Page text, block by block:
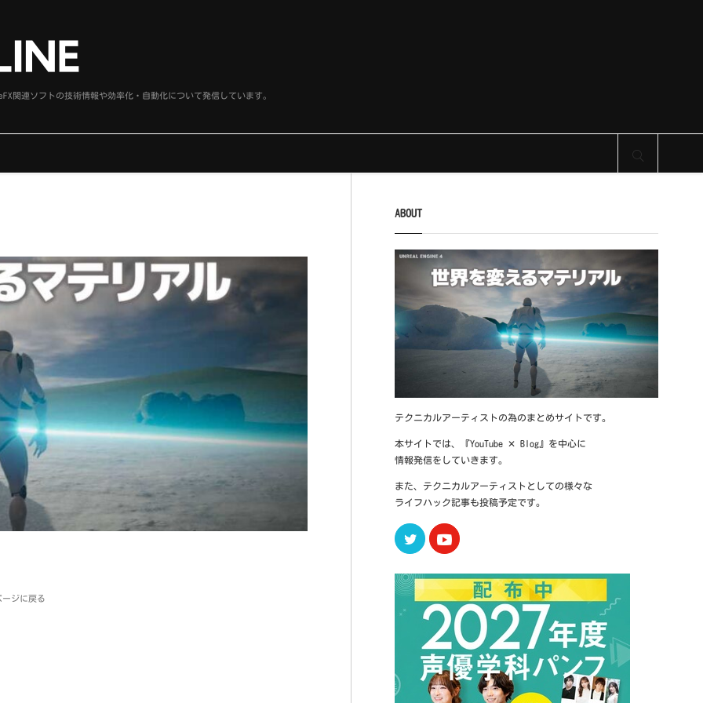
関連ソフトの技術情報や効率化・自動化について発信しています。
ジに戻る
ABOUT
テクニカルアーティストの為のまとめサイトです。
本サイトでは、『YouTube ✕ Blog』を中心に
情報発信をしていきます。
また、テクニカルアーティストとしての様々な
ライフハック記事も投稿予定です。
Twitter